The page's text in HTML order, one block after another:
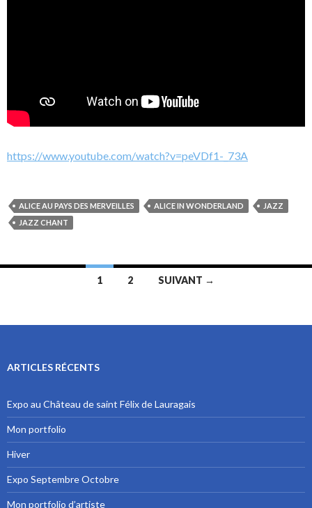
https://www.youtube.com/watch?v=peVDf1-_73A
ALICE AU PAYS DES MERVEILLES ALICE IN WONDERLAND
JAZZ
JAZZ CHANT
1 2 SUIVANT →
ARTICLES RÉCENTS
Expo au Château de saint Félix de Lauragais
Mon portfolio
Hiver
Expo Septembre Octobre
Mon portfolio d’artiste